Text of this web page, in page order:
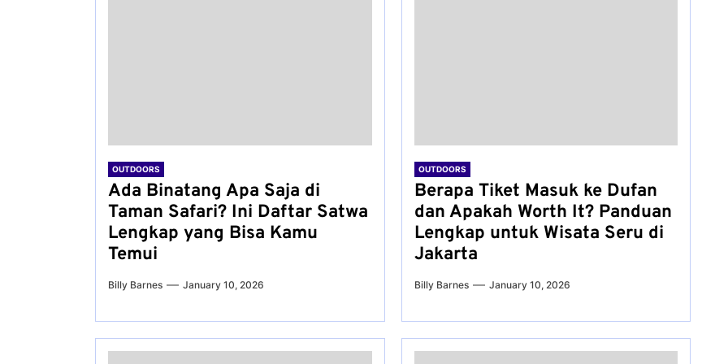
OUTDOORS
Ada Binatang Apa Saja di
Taman Safari? Ini Daftar Satwa
Lengkap yang Bisa Kamu
Temui
Billy Barnes January 10, 2026
OUTDOORS
Berapa Tiket Masuk ke Dufan
dan Apakah Worth It? Panduan
Lengkap untuk Wisata Seru di
Jakarta
Billy Barnes January 10, 2026